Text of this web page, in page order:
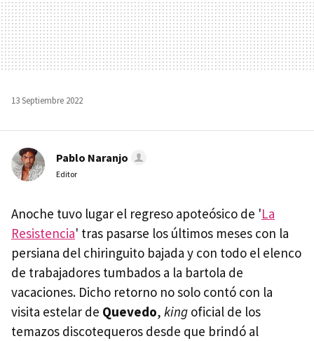
13 Septiembre 2022
Pablo Naranjo
Editor
Anoche tuvo lugar el regreso apoteósico de 'La
Resistencia' tras pasarse los últimos meses con la
persiana del chiringuito bajada y con todo el elenco
de trabajadores tumbados a la bartola de
vacaciones. Dicho retorno no solo contó con la
visita estelar de Quevedo, king oficial de los
temazos discotequeros desde que brindó al